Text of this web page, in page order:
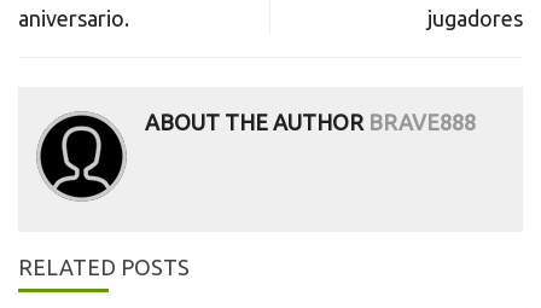
navigation
aniversario.
jugadores
ABOUT THE AUTHOR BRAVE888
RELATED POSTS